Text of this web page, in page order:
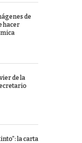
de
hacer
de la
la carta